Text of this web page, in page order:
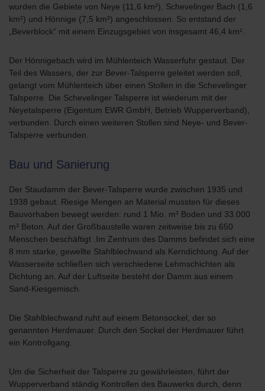
wurden die Gebiete von Neye (11,6 km²), Schevelinger Bach (1,6
km²) und Hönnige (7,5 km²) angeschlossen. So entstand der
„Beverblock“ mit einem Einzugsgebiet von insgesamt 46,4 km².
Der Hönnigebach wird im Mühlenteich Wasserfuhr gestaut. Der
Teil des Wassers, der zur Bever-Talsperre geleitet werden soll,
gelangt vom Mühlenteich über einen Stollen in die Schevelinger
Talsperre. Die Schevelinger Talsperre ist wiederum mit der
Neyetalsperre (Eigentum EWR GmbH, Betrieb Wupperverband),
verbunden. Durch einen weiteren Stollen sind Neye- und Bever-
Talsperre verbunden.
Bau und Sanierung
Der Staudamm der Bever-Talsperre wurde zwischen 1935 und
1938 gebaut. Riesige Mengen an Material mussten für dieses
Bauvorhaben bewegt werden: rund 1 Mio. m³ Boden und 33.000
m³ Beton. Auf der Großbaustelle waren zeitweise bis zu 650
Menschen beschäftigt .Im Zentrum des Damms befindet sich eine
8 mm starke, gewellte Stahlblechwand als Kerndichtung. Auf der
Wasserseite schließen sich verschiedene Lehmschichten als
Dichtung an. Auf der Luftseite besteht der Damm aus einem
Sand-Kiesgemisch.
Die Stahlblechwand ruht auf einem Betonsockel, der so
genannten Herdmauer. Durch den Sockel der Herdmauer führt
ein Kontrollgang.
Um die Sicherheit der Talsperre zu gewährleisten, führt der
Wupperverband ständig Kontrollen des Bauwerks durch, denn